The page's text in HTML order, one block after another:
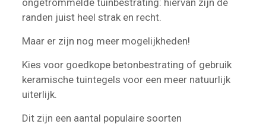
ongetrommelde tuinbestrating: hiervan zijn de
randen juist heel strak en recht.
Maar er zijn nog meer mogelijkheden!
Kies voor goedkope betonbestrating of gebruik
keramische tuintegels voor een meer natuurlijk
uiterlijk.
Dit zijn een aantal populaire soorten